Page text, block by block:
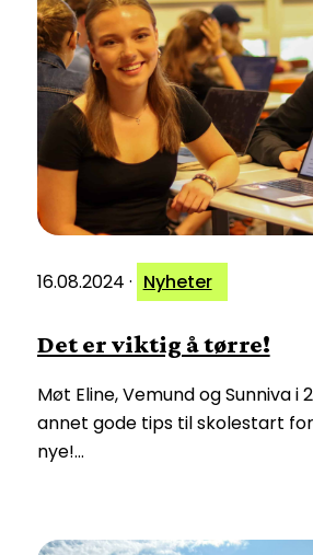
16.08.2024 · Nyheter
Det er viktig å tørre!
Møt Eline, Vemund og Sunniva i
annet gode tips til skolestart
nye!…